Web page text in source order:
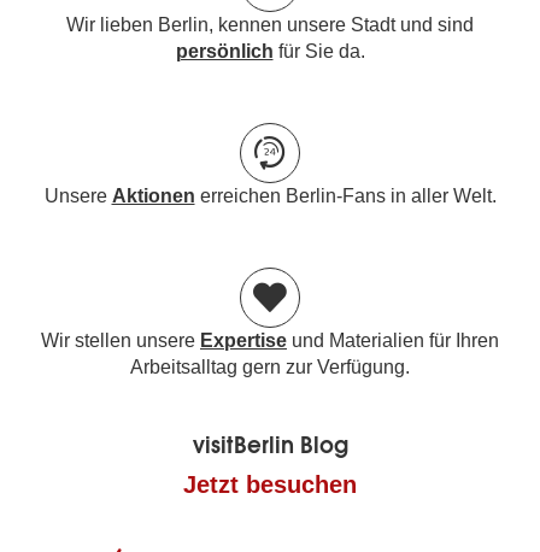
Wir lieben Berlin, kennen unsere Stadt und sind
persönlich für Sie da.
Unsere Aktionen erreichen Berlin-Fans in aller Welt.
Wir stellen unsere Expertise und Materialien für Ihren
Arbeitsalltag gern zur Verfügung.
visitBerlin Blog
Jetzt besuchen